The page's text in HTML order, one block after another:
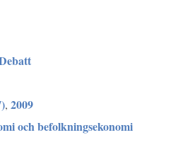
, 2009
och befolkningsekonomi